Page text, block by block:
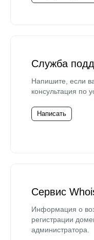
Служба
Напишите, если
консультация по
Написать
Сервис
Информация о
регистрации
администратора.